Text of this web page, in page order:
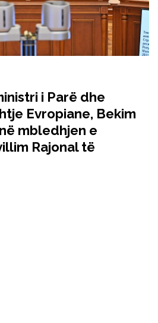
i Parë dhe
Evropiane, Bekim
mbledhjen e
Rajonal të